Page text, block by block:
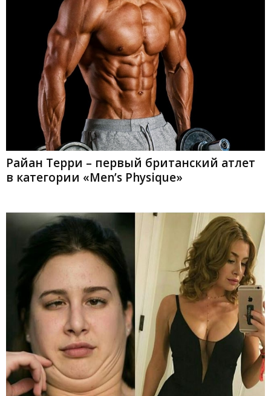
Райан Терри – первый британский атлет
в категории «Men’s Physique»